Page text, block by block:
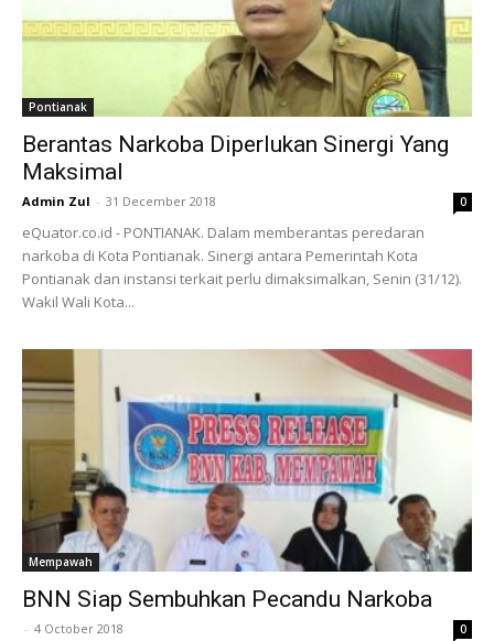
Pontianak
Berantas Narkoba Diperlukan Sinergi Yang
Maksimal
Admin Zul - 31 December 2018 0
eQuator.co.id - PONTIANAK. Dalam memberantas peredaran
narkoba di Kota Pontianak. Sinergi antara Pemerintah Kota
Pontianak dan instansi terkait perlu dimaksimalkan, Senin (31/12).
Wakil Wali Kota...
Mempawah
BNN Siap Sembuhkan Pecandu Narkoba
- 4 October 2018 0